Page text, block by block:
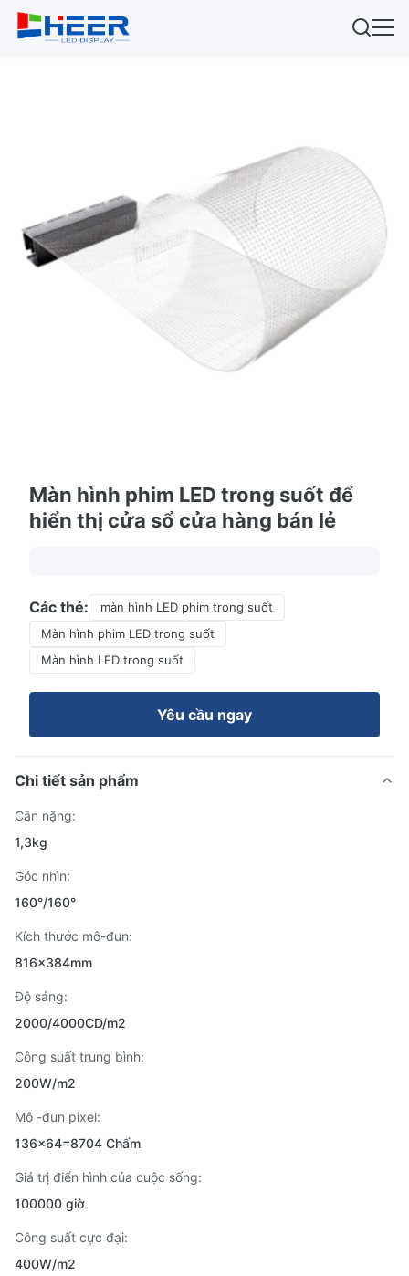
Màn hình phim LED trong suốt để
hiển thị cửa sổ cửa hàng bán lẻ
Các thẻ:
màn hình LED phim trong suốt
Màn hình phim LED trong suốt
Màn hình LED trong suốt
Yêu cầu ngay
Chi tiết sản phẩm
Cân nặng:
1,3kg
Góc nhìn:
160°/160°
Kích thước mô-đun:
816x384mm
Độ sáng:
2000/4000CD/m2
Công suất trung bình:
200W/m2
Mô -đun pixel:
136x64=8704 Chấm
Giá trị điển hình của cuộc sống:
100000 giờ
Công suất cực đại:
400W/m2